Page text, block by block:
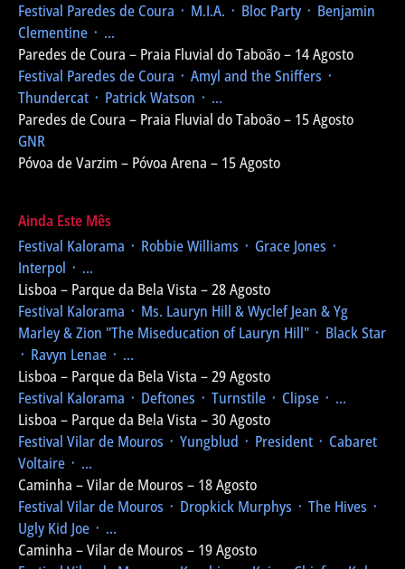
Festival Paredes de Coura ᛫ M.I.A. ᛫ Bloc Party ᛫ Benjamin
Clementine ᛫ ...
Paredes de Coura – Praia Fluvial do Taboão – 14 Agosto
Festival Paredes de Coura ᛫ Amyl and the Sniffers ᛫
Thundercat ᛫ Patrick Watson ᛫ ...
Paredes de Coura – Praia Fluvial do Taboão – 15 Agosto
GNR
Póvoa de Varzim – Póvoa Arena – 15 Agosto
Ainda Este Mês
Festival Kalorama ᛫ Robbie Williams ᛫ Grace Jones ᛫
Interpol ᛫ ...
Lisboa – Parque da Bela Vista – 28 Agosto
Festival Kalorama ᛫ Ms. Lauryn Hill & Wyclef Jean & Yg
Marley & Zion "The Miseducation of Lauryn Hill" ᛫ Black Star
᛫ Ravyn Lenae ᛫ ...
Lisboa – Parque da Bela Vista – 29 Agosto
Festival Kalorama ᛫ Deftones ᛫ Turnstile ᛫ Clipse ᛫ ...
Lisboa – Parque da Bela Vista – 30 Agosto
Festival Vilar de Mouros ᛫ Yungblud ᛫ President ᛫ Cabaret
Voltaire ᛫ ...
Caminha – Vilar de Mouros – 18 Agosto
Festival Vilar de Mouros ᛫ Dropkick Murphys ᛫ The Hives ᛫
Ugly Kid Joe ᛫ ...
Caminha – Vilar de Mouros – 19 Agosto